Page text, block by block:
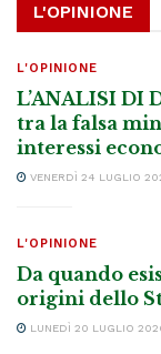
L'OPINIONE
L'OPINIONE
L’ANALISI DI
tra la falsa
interessi
VENERDÌ 24 LUGLIO
L'OPINIONE
Da quando
origini dello
LUNEDÌ 20 LUGLIO